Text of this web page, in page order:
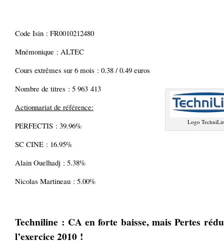
Code Isin : FR0010212480
Mnémonique : ALTEC
Cours extrêmes sur 6 mois : 0.38 / 0.49 euros
Logo
Nombre de titres : 5 963 413
Actionnariat de référence:
PERFECTIS : 39.96%
SC CINE : 16.95%
Alain Ouelhadj : 5.38%
Nicolas Martineau : 5.00%
Techniline : CA en forte baisse, mais Pertes
l’exercice 2010 !